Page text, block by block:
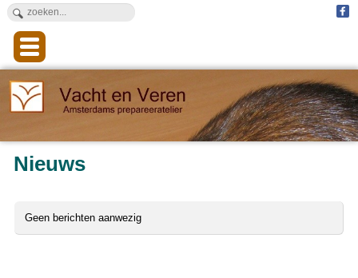
Nieuws
Geen berichten aanwezig